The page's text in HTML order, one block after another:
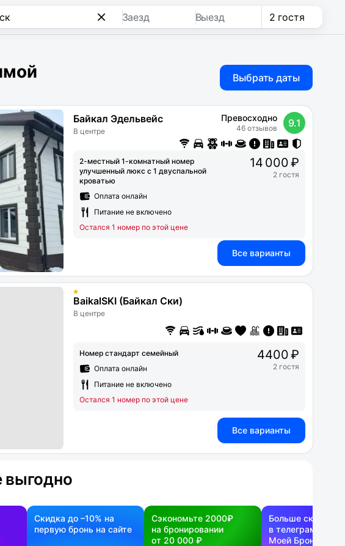
Заезд Выезд 2 гостя
Выбрать даты
Байкал Эдельвейс
В центре
Превосходно
46 отзывов 9.1
2-местный 1-комнатный номер
улучшенный люкс с 1 двуспальной
кроватью
Оплата онлайн
Питание не включено
Остался 1 номер по этой цене
14 000 ₽
2 гостя
Все варианты
BaikalSKI (Байкал Ски)
В центре
Номер стандарт семейный
Оплата онлайн
Питание не включено
Остался 1 номер по этой цене
4400 ₽
2 гостя
Все варианты
выгодно
Скидка до –10% на
первую бронь на сайте
Сэкономьте 2000₽
на бронировании
от 20 000 ₽
Больше скидок —
в телеграм-канале
Моей Брони